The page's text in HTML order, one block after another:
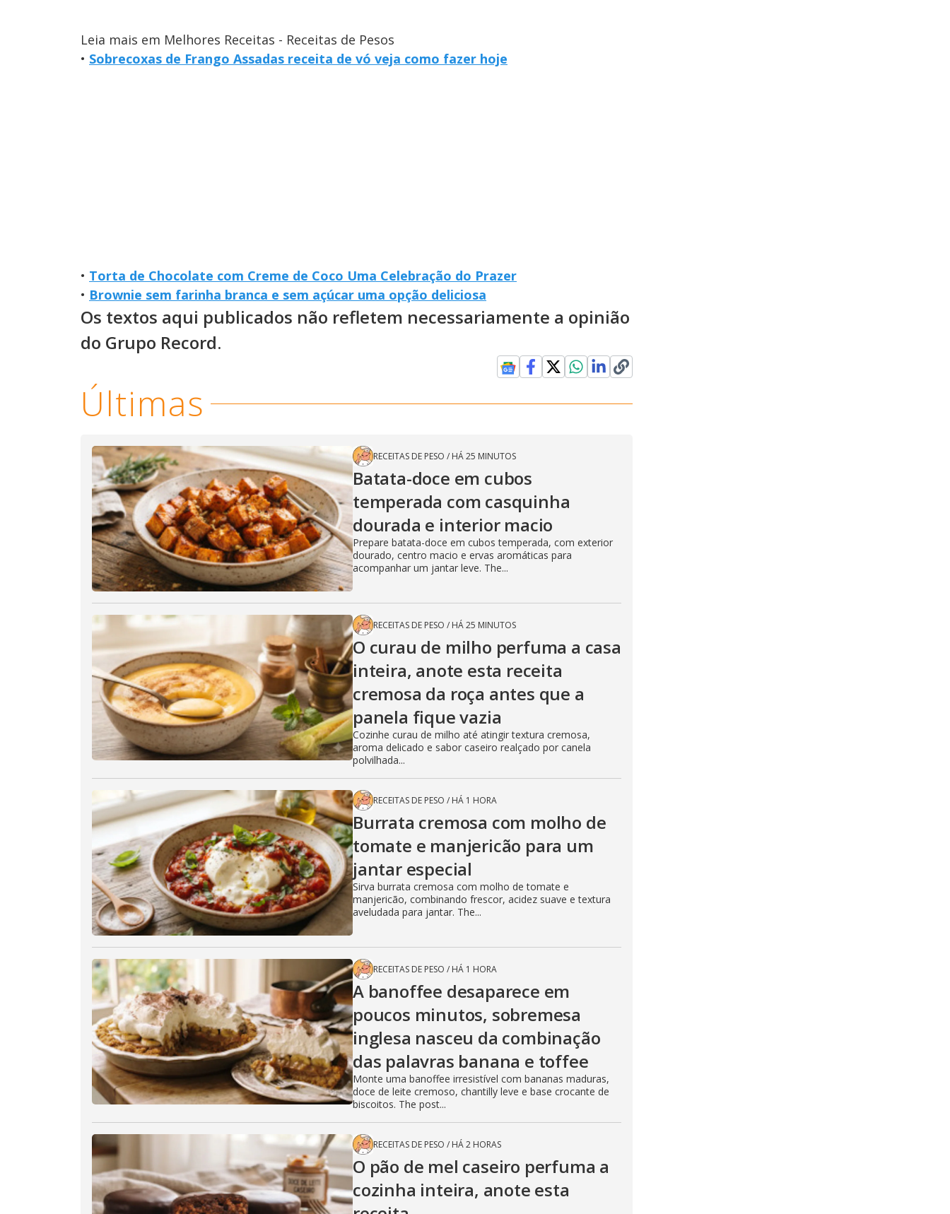
Leia mais em Melhores Receitas - Receitas de Pesos
• Sobrecoxas de Frango Assadas receita de vó veja como fazer hoje
• Torta de Chocolate com Creme de Coco Uma Celebração do Prazer
• Brownie sem farinha branca e sem açúcar uma opção deliciosa
Os textos aqui publicados não refletem necessariamente a opinião
do Grupo Record.
Últimas
RECEITAS DE PESO / HÁ 25 MINUTOS
Batata-doce em cubos
temperada com casquinha
dourada e interior macio
Prepare batata-doce em cubos temperada, com exterior
dourado, centro macio e ervas aromáticas para
acompanhar um jantar leve. The...
RECEITAS DE PESO / HÁ 25 MINUTOS
O curau de milho perfuma a casa
inteira, anote esta receita
cremosa da roça antes que a
panela fique vazia
Cozinhe curau de milho até atingir textura cremosa,
aroma delicado e sabor caseiro realçado por canela
polvilhada...
RECEITAS DE PESO / HÁ 1 HORA
Burrata cremosa com molho de
tomate e manjericão para um
jantar especial
Sirva burrata cremosa com molho de tomate e
manjericão, combinando frescor, acidez suave e textura
aveludada para jantar. The...
RECEITAS DE PESO / HÁ 1 HORA
A banoffee desaparece em
poucos minutos, sobremesa
inglesa nasceu da combinação
das palavras banana e toffee
Monte uma banoffee irresistível com bananas maduras,
doce de leite cremoso, chantilly leve e base crocante de
biscoitos. The post...
RECEITAS DE PESO / HÁ 2 HORAS
O pão de mel caseiro perfuma a
cozinha inteira, anote esta